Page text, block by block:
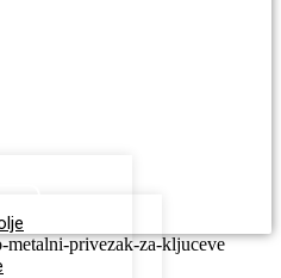
metalni-privezak-za-kljuceve